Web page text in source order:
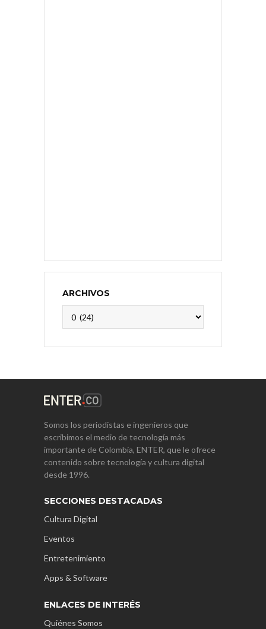
ARCHIVOS
Somos los periodistas e ingenieros que
escribimos el medio de tecnología más
importante de Colombia, ENTER, que le ofrece
contenido sobre tecnología y cultura digital
desde 1996.
SECCIONES DESTACADAS
Cultura Digital
Eventos
Entretenimiento
Apps & Software
ENLACES DE INTERÉS
Quiénes Somos